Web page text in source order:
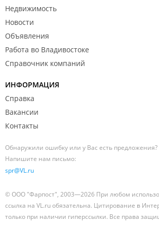
Недвижимость
Новости
Объявления
Работа во Владивостоке
Справочник компаний
ИНФОРМАЦИЯ
Справка
Вакансии
Контакты
Обнаружили ошибку или у Вас есть предложения?
Напишите нам письмо:
spr@VL.ru
© ООО "Фарпост", 2003—2026 При любом
ссылка на VL.ru обязательна. Цитирование в
только при наличии гиперссылки. Все права